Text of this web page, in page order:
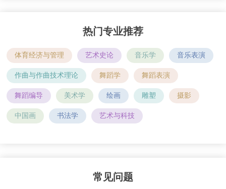
热门专业推荐
体育经济与管理 艺术史论 音乐学 音乐表演
作曲与作曲技术理论 舞蹈学 舞蹈表演
舞蹈编导 美术学 绘画 雕塑 摄影
中国画 书法学 艺术与科技
常见问题